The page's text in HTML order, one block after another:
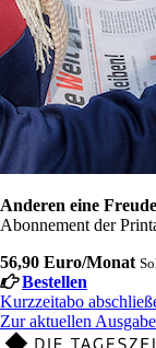
Anderen eine
Abonnement der
56,90 Euro/Monat
Bestellen
Kurzzeitabo
Zur aktuellen Ausgabe